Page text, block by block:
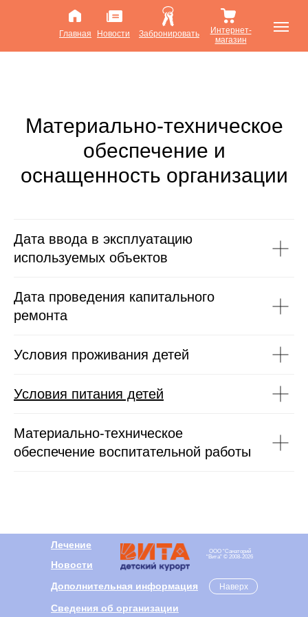
Главная Новости Забронировать
Интернет-
магазин
Материально-техническое
обеспечение и
оснащенность организации
Дата ввода в эксплуатацию
используемых объектов
Дата проведения капитального
ремонта
Условия проживания детей
Условия питания детей
Материально-техническое
обеспечение воспитательной работы
ООО “Санаторий
“Вита" ©️ 2008-2026
Дополнительная информация
Лечение
Новости
Сведения об организации
Наверх